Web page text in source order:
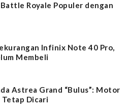
Royale Populer dengan
Infinix Note 40 Pro,
Membeli
Astrea Grand “Bulus”: Motor
Tetap Dicari